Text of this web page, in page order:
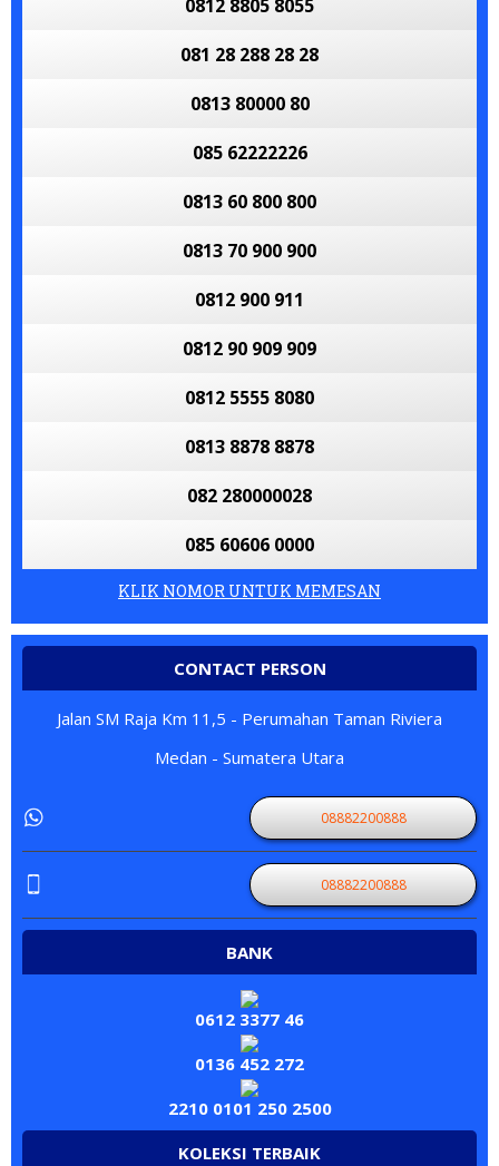
0812 8805 8055
081 28 288 28 28
0813 80000 80
085 62222226
0813 60 800 800
0813 70 900 900
0812 900 911
0812 90 909 909
0812 5555 8080
0813 8878 8878
082 280000028
085 60606 0000
KLIK NOMOR UNTUK MEMESAN
CONTACT PERSON
Jalan SM Raja Km 11,5 - Perumahan Taman Riviera
Medan - Sumatera Utara
08882200888
08882200888
BANK
0612 3377 46
0136 452 272
2210 0101 250 2500
KOLEKSI TERBAIK